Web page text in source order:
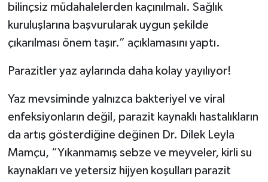
bilinçsiz müdahalelerden kaçınılmalı. Sağlık
kuruluşlarına başvurularak uygun şekilde
çıkarılması önem taşır.” açıklamasını yaptı.
Parazitler yaz aylarında daha kolay yayılıyor!
Yaz mevsiminde yalnızca bakteriyel ve viral
enfeksiyonların değil, parazit kaynaklı hastalıkların
da artış gösterdiğine değinen Dr. Dilek Leyla
Mamçu, “Yıkanmamış sebze ve meyveler, kirli su
kaynakları ve yetersiz hijyen koşulları parazit